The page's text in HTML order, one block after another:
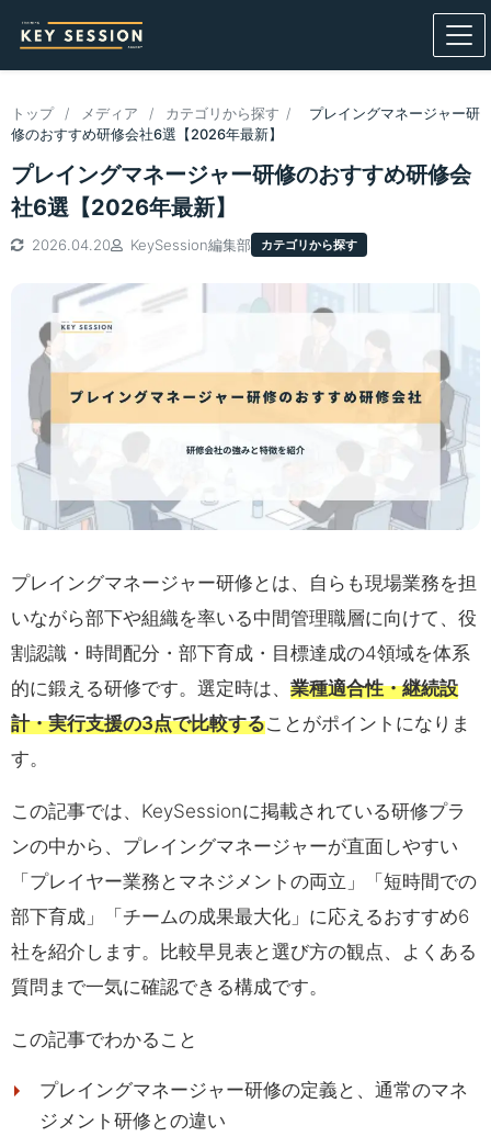
トップ / メディア / カテゴリから探す /
プレイングマネージャー研
修のおすすめ研修会社6選【2026年最新】
プレイングマネージャー研修のおすすめ研修会
社6選【2026年最新】
2026.04.20 KeySession編集部 カテゴリから探す
プレイングマネージャー研修とは、自らも現場業務を担
いながら部下や組織を率いる中間管理職層に向けて、役
割認識・時間配分・部下育成・目標達成の4領域を体系
的に鍛える研修です。選定時は、 業種適合性・継続設
計・実行支援の3点で比較することがポイントになりま
す。
この記事では、KeySessionに掲載されている研修プラ
ンの中から、プレイングマネージャーが直面しやすい
「プレイヤー業務とマネジメントの両立」「短時間での
部下育成」「チームの成果最大化」に応えるおすすめ6
社を紹介します。比較早見表と選び方の観点、よくある
質問まで一気に確認できる構成です。
この記事でわかること
プレイングマネージャー研修の定義と、通常のマネ
ジメント研修との違い